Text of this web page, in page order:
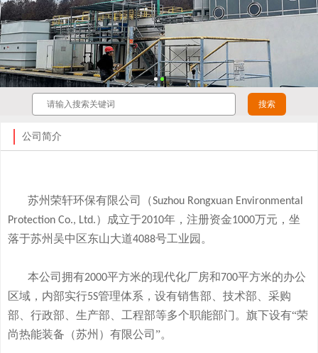
公司简介
苏州荣轩环保有限公司（Suzhou Rongxuan Environmental
Protection Co., Ltd.）成立于2010年，注册资金1000万元，坐
落于苏州吴中区东山大道4088号工业园。
本公司拥有2000平方米的现代化厂房和700平方米的办公
区域，内部实行5S管理体系，设有销售部、技术部、采购
部、行政部、生产部、工程部等多个职能部门。旗下设有“荣
尚热能装备（苏州）有限公司”。